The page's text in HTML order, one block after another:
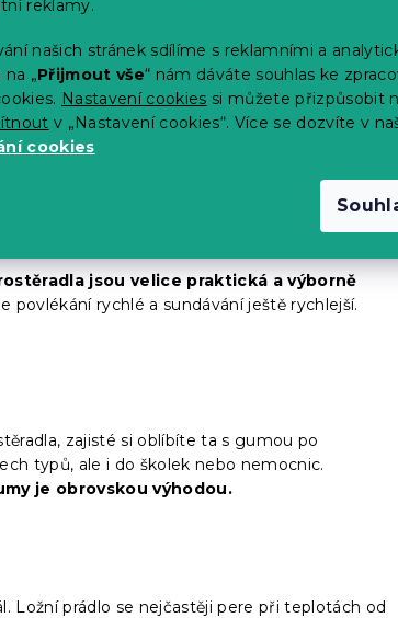
reklamy.
našich stránek sdílíme s reklamními a
„Přijmout vše“ nám dáváte souhlas ke
Nastavení cookies si můžete přizpůsobit
v „Nastavení cookies“. Více se dozvíte v
cookies
stylem.
jsou velice praktická a výborně
povlékání rychlé a sundávání ještě rychlejší.
zajisté si oblíbíte ta s gumou po
typů, ale i do školek nebo nemocnic.
je obrovskou výhodou.
Ložní prádlo se nejčastěji pere při teplotách od